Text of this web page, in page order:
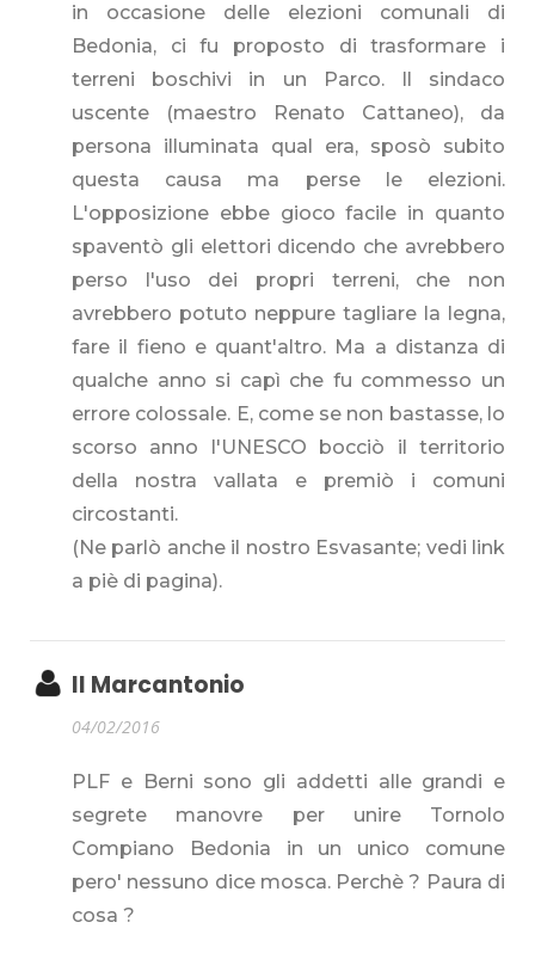
in occasione delle elezioni comunali di
Bedonia, ci fu proposto di trasformare i
terreni boschivi in un Parco. Il sindaco
uscente (maestro Renato Cattaneo), da
persona illuminata qual era, sposò subito
questa causa ma perse le elezioni.
L'opposizione ebbe gioco facile in quanto
spaventò gli elettori dicendo che avrebbero
perso l'uso dei propri terreni, che non
avrebbero potuto neppure tagliare la legna,
fare il fieno e quant'altro. Ma a distanza di
qualche anno si capì che fu commesso un
errore colossale. E, come se non bastasse, lo
scorso anno l'UNESCO bocciò il territorio
della nostra vallata e premiò i comuni
circostanti.
(Ne parlò anche il nostro Esvasante; vedi link
a piè di pagina).
Il Marcantonio
04/02/2016
PLF e Berni sono gli addetti alle grandi e
segrete manovre per unire Tornolo
Compiano Bedonia in un unico comune
pero' nessuno dice mosca. Perchè ? Paura di
cosa ?